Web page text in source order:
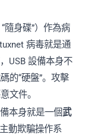
隨身碟”）作為病
病毒就是通
USB 設備本身不
的“硬盤”。攻擊
文件。
本身就是一個武
動欺騙操作系